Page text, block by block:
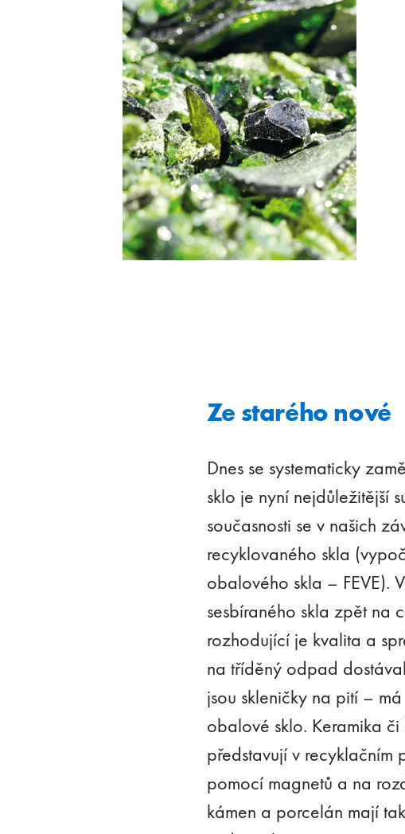
Ze starého nové
Dnes se systematicky
sklo je nyní nejdůležitější
současnosti se v našich
recyklovaného skla
obalového skla – FEVE).
sesbíraného skla zpět na
rozhodující je kvalita a
na tříděný odpad
jsou skleničky na pití –
obalové sklo. Keramika
představují v
pomocí magnetů a na
kámen a porcelán mají